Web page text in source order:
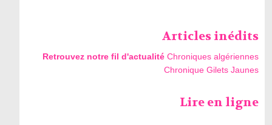
Articles inédits
Retrouvez notre fil d'actualité Chroniques algériennes
Chronique Gilets Jaunes
Lire en ligne